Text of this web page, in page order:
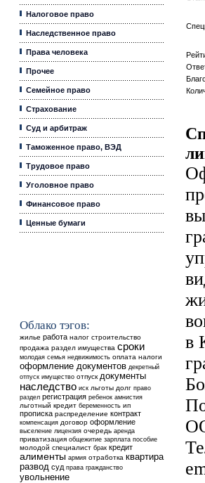
Налоговое право
Наследственное право
Права человека
Прочее
Семейное право
Страхование
Суд и арбитраж
Таможенное право, ВЭД
Трудовое право
Уголовное право
Финансовое право
Ценные бумаги
Облако тэгов:
жилье работа налог строительство
продажа раздел имущества сроки
молодая семья недвижимость оплата налоги
оформление документов декретный
отпуск имущество отпуск документы
наследство иск льготы долг право
раздел регистрация ребенок амнистия
льготный кредит беременность ип
прописка распределение контракт
компенсация договор оформление
выселение лицензия очередь аренда
приватизация общежитие зарплата пособие
молодой специалист брак кредит
алименты армия отработка квартира
развод суд права гражданство
увольнение
в